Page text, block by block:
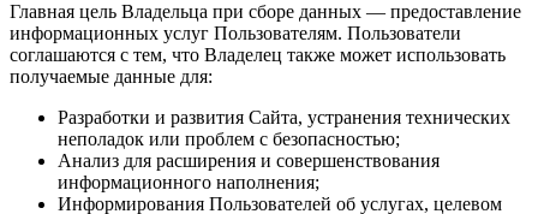
Главная цель Владельца при сборе данных — предоставление
информационных услуг Пользователям. Пользователи
соглашаются с тем, что Владелец также может использовать
получаемые данные для:
Разработки и развития Сайта, устранения технических
неполадок или проблем с безопасностью;
Анализ для расширения и совершенствования
информационного наполнения;
Информирования Пользователей об услугах, целевом